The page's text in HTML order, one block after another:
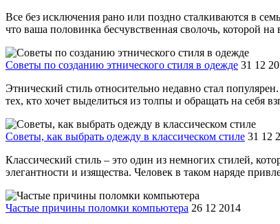
Все без исключения рано или поздно сталкиваются в
что ваша половинка бесчувственная сволочь, которой
Советы по созданию этнического стиля в одежде 31 12
Этнический стиль относительно недавно стал
тех, кто хочет выделиться из толпы и обращать на
Советы, как выбрать одежду в классическом стиле 31 12
Классический стиль – это один из немногих стилей,
элегантности и изящества. Человек в таком наряде
Частые причины поломки компьютера 26 12 2014